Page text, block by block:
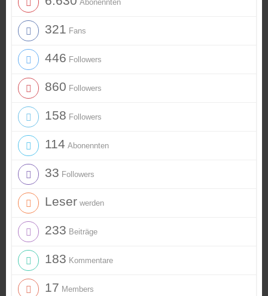
Abonennten
321 Fans
446 Followers
860 Followers
158 Followers
114 Abonennten
33 Followers
Leser werden
233 Beiträge
183 Kommentare
17 Members